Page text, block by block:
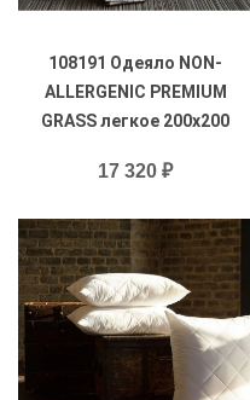
108191 Одеяло NON-
ALLERGENIC PREMIUM
GRASS легкое 200х200
17 320 ₽